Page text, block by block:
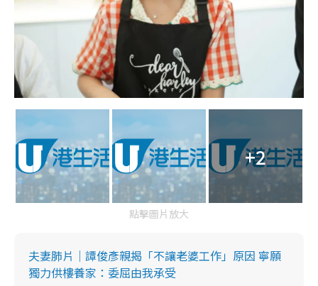
+2
點擊圖片放大
夫妻肺片｜譚俊彥親揭「不讓老婆工作」原因 寧願
獨力供樓養家：委屈由我承受